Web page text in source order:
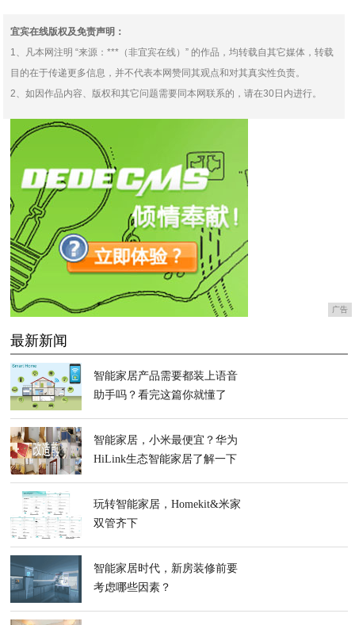
宜宾在线版权及免责声明：
1、凡本网注明 “来源：***（非宜宾在线）” 的作品，均转载自其它媒体，转载
目的在于传递更多信息，并不代表本网赞同其观点和对其真实性负责。
2、如因作品内容、版权和其它问题需要同本网联系的，请在30日内进行。
广告
最新新闻
智能家居产品需要都装上语音
助手吗？看完这篇你就懂了
智能家居，小米最便宜？华为
HiLink生态智能家居了解一下
玩转智能家居，Homekit&米家
双管齐下
智能家居时代，新房装修前要
考虑哪些因素？